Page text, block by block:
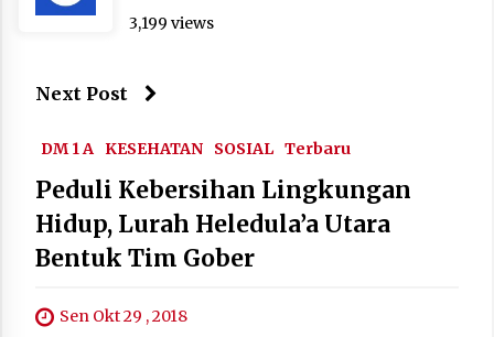
3,199 views
Next Post
DM 1 A KESEHATAN SOSIAL Terbaru
Peduli Kebersihan Lingkungan
Hidup, Lurah Heledula’a Utara
Bentuk Tim Gober
Sen Okt 29 , 2018